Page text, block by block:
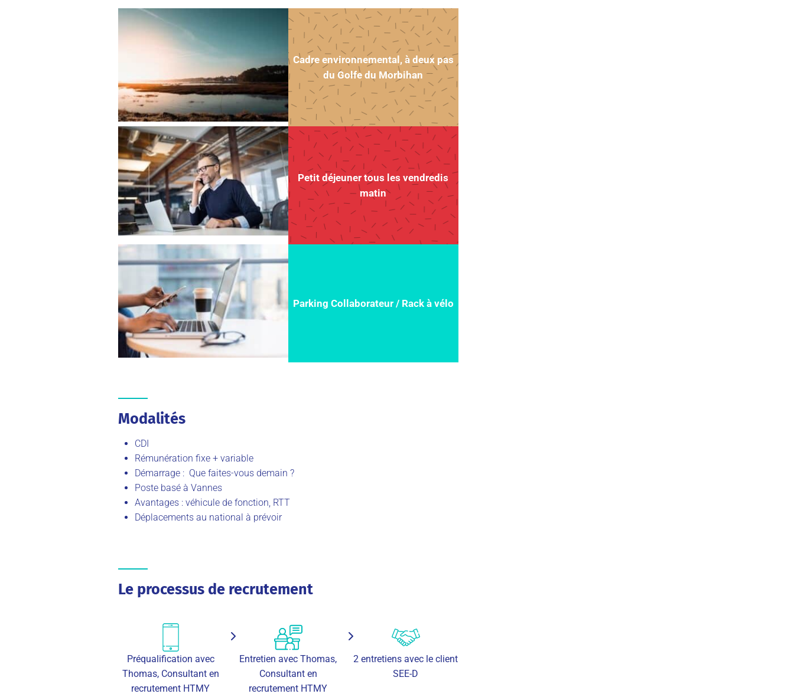
Cadre environnemental, à deux pas
du Golfe du Morbihan
Petit déjeuner tous les vendredis
matin
Parking Collaborateur / Rack à vélo
Modalités
CDI
Rémunération fixe + variable
Démarrage : Que faites-vous demain ?
Poste basé à Vannes
Avantages : véhicule de fonction, RTT
Déplacements au national à prévoir
Le processus de recrutement
Préqualification avec
Thomas, Consultant en
recrutement HTMY
Entretien avec Thomas,
Consultant en
recrutement HTMY
2 entretiens avec le client
SEE-D